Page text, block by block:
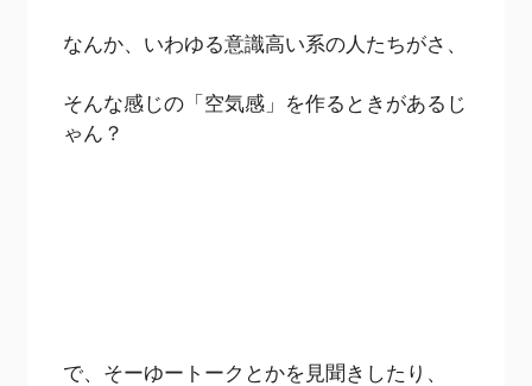
なんか、いわゆる意識高い系の人たちがさ、
そんな感じの「空気感」を作るときがあるじ
ゃん？
で、そーゆートークとかを見聞きしたり、